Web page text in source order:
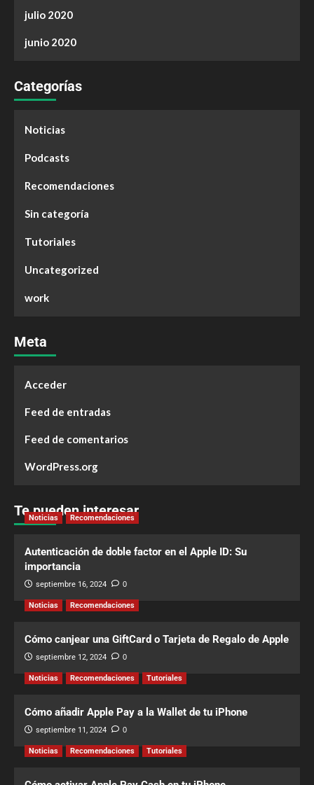
julio 2020
junio 2020
Categorías
Noticias
Podcasts
Recomendaciones
Sin categoría
Tutoriales
Uncategorized
work
Meta
Acceder
Feed de entradas
Feed de comentarios
WordPress.org
Te pueden interesar
Noticias Recomendaciones
Autenticación de doble factor en el Apple ID: Su
importancia
septiembre 16, 2024 0
Noticias Recomendaciones
Cómo canjear una GiftCard o Tarjeta de Regalo de Apple
septiembre 12, 2024 0
Noticias Recomendaciones Tutoriales
Cómo añadir Apple Pay a la Wallet de tu iPhone
septiembre 11, 2024 0
Noticias Recomendaciones Tutoriales